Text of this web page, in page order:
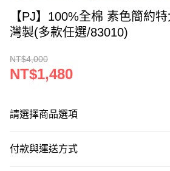
【PJ】100%全棉 素色簡約
灣製(多款任選/83010)
NT$4,000
NT$1,480
請選擇商品選項
付款與運送方式